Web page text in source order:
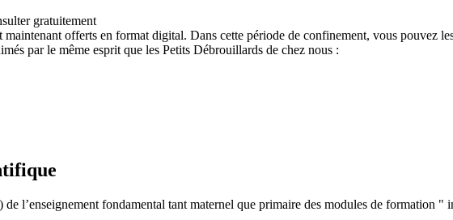
gratuitement
offerts en format digital. Dans cette période de confinement, vous pouvez
par le même esprit que les Petits Débrouillards de chez nous :
l’enseignement fondamental tant maternel que primaire des modules de formation "